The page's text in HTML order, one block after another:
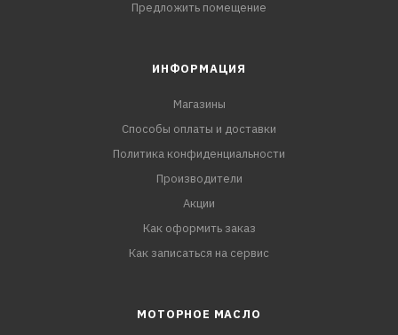
Предложить помещение
ИНФОРМАЦИЯ
Магазины
Способы оплаты и доставки
Политика конфиденциальности
Производители
Акции
Как оформить заказ
Как записаться на сервис
МОТОРНОЕ МАСЛО